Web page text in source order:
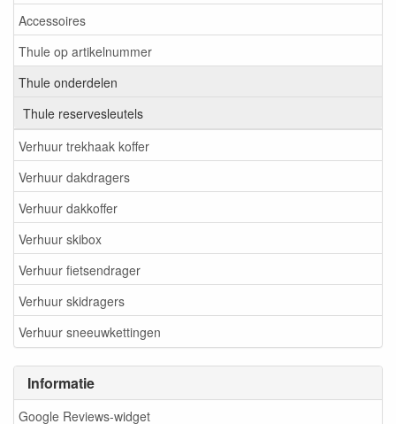
Accessoires
Thule op artikelnummer
Thule onderdelen
Thule reservesleutels
Verhuur trekhaak koffer
Verhuur dakdragers
Verhuur dakkoffer
Verhuur skibox
Verhuur fietsendrager
Verhuur skidragers
Verhuur sneeuwkettingen
Informatie
Google Reviews-widget